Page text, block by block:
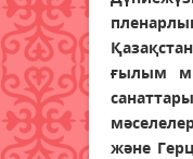
ғылым
және